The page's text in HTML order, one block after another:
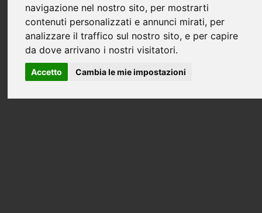
navigazione nel nostro sito, per mostrarti
contenuti personalizzati e annunci mirati, per
analizzare il traffico sul nostro sito, e per capire
da dove arrivano i nostri visitatori.
Accetto Cambia le mie impostazioni